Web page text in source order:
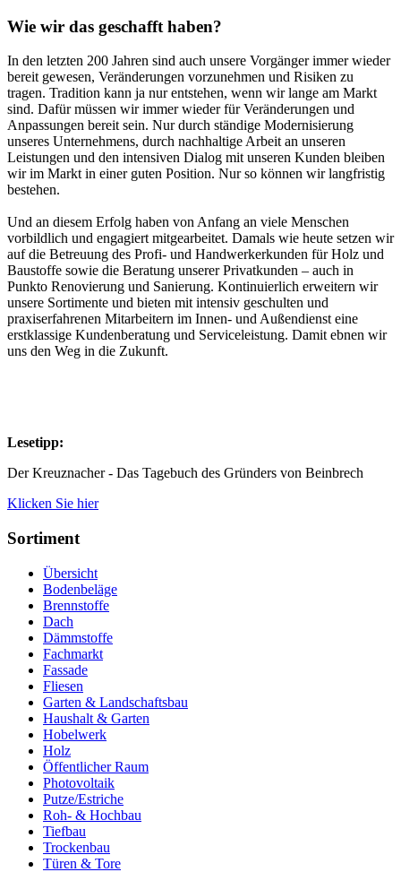
Wie wir das geschafft haben?
In den letzten 200 Jahren sind auch unsere Vorgänger immer wieder
bereit gewesen, Veränderungen vorzunehmen und Risiken zu
tragen. Tradition kann ja nur entstehen, wenn wir lange am Markt
sind. Dafür müssen wir immer wieder für Veränderungen und
Anpassungen bereit sein. Nur durch ständige Modernisierung
unseres Unternehmens, durch nachhaltige Arbeit an unseren
Leistungen und den intensiven Dialog mit unseren Kunden bleiben
wir im Markt in einer guten Position. Nur so können wir langfristig
bestehen.
Und an diesem Erfolg haben von Anfang an viele Menschen
vorbildlich und engagiert mitgearbeitet. Damals wie heute setzen wir
auf die Betreuung des Profi- und Handwerkerkunden für Holz und
Baustoffe sowie die Beratung unserer Privatkunden – auch in
Punkto Renovierung und Sanierung. Kontinuierlich erweitern wir
unsere Sortimente und bieten mit intensiv geschulten und
praxiserfahrenen Mitarbeitern im Innen- und Außendienst eine
erstklassige Kundenberatung und Serviceleistung. Damit ebnen wir
uns den Weg in die Zukunft.
Lesetipp:
Der Kreuznacher - Das Tagebuch des Gründers von Beinbrech
Klicken Sie hier
Sortiment
Übersicht
Bodenbeläge
Brennstoffe
Dach
Dämmstoffe
Fachmarkt
Fassade
Fliesen
Garten & Landschaftsbau
Haushalt & Garten
Hobelwerk
Holz
Öffentlicher Raum
Photovoltaik
Putze/Estriche
Roh- & Hochbau
Tiefbau
Trockenbau
Türen & Tore